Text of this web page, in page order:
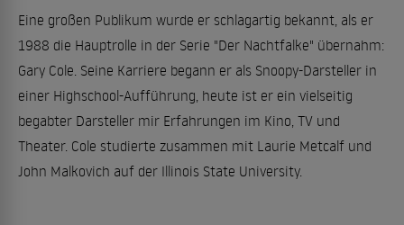
Eine großen Publikum wurde er schlagartig bekannt, als er
1988 die Hauptrolle in der Serie "Der Nachtfalke" übernahm:
Gary Cole. Seine Karriere begann er als Snoopy-Darsteller in
einer Highschool-Aufführung, heute ist er ein vielseitig
begabter Darsteller mir Erfahrungen im Kino, TV und
Theater. Cole studierte zusammen mit Laurie Metcalf und
John Malkovich auf der Illinois State University.